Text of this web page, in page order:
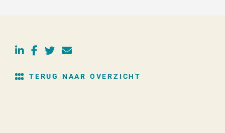
TERUG NAAR OVERZICHT